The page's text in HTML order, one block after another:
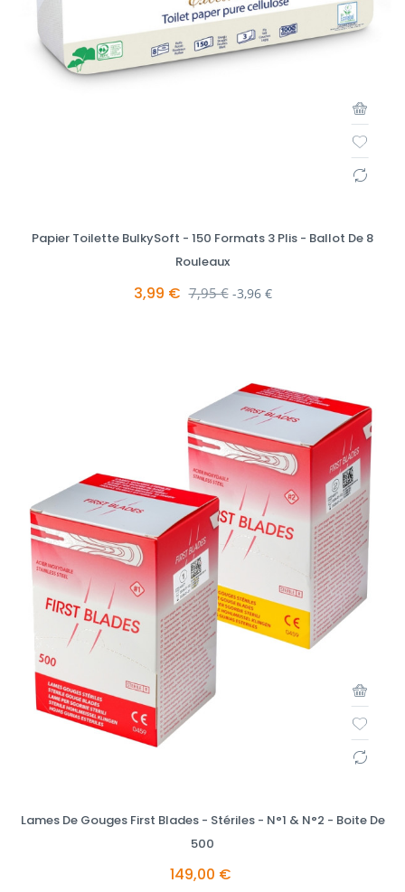
Papier Toilette BulkySoft - 150 Formats 3 Plis - Ballot De 8
Rouleaux
3,99 € Prix de base
7,95 € -3,96 €
Lames De Gouges First Blades - Stériles - N°1 & N°2 - Boite De
500
149,00 €